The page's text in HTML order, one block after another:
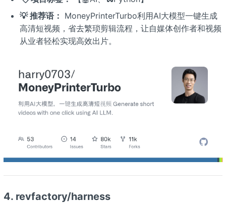
💡 推荐语： MoneyPrinterTurbo利用AI大模型一键生成
高清短视频，省去繁琐剪辑流程，让自媒体创作者和视频
从业者轻松实现高效出片。
4. revfactory/harness